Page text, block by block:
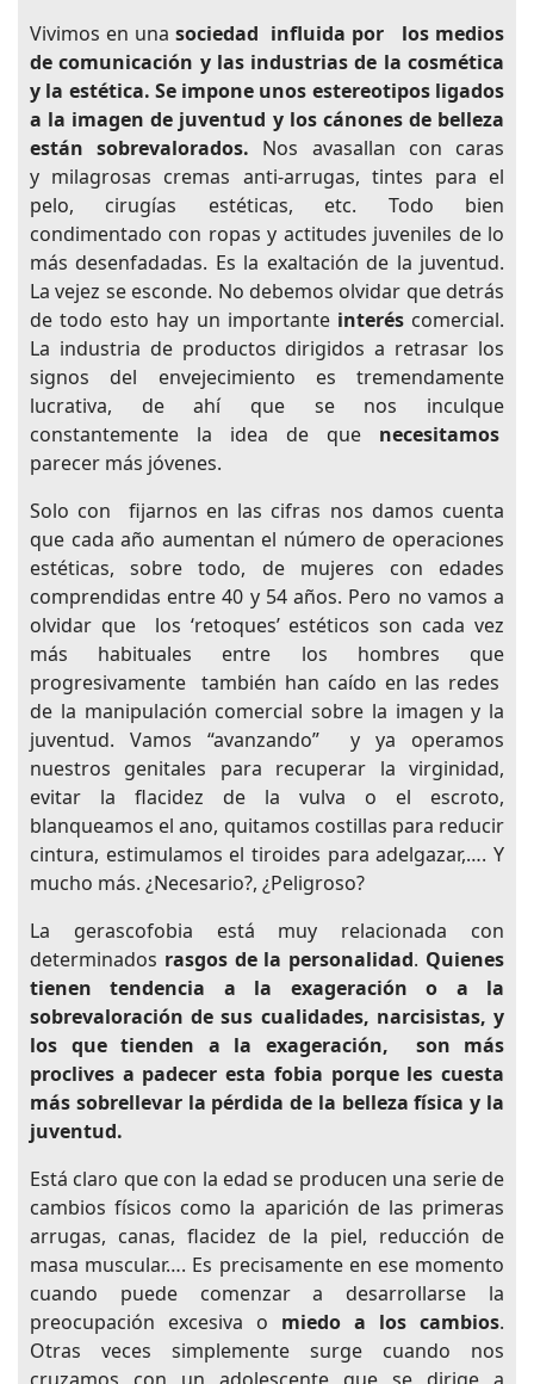
Vivimos en una sociedad influida por los medios
de comunicación y las industrias de la cosmética
y la estética. Se impone unos estereotipos ligados
a la imagen de juventud y los cánones de belleza
están sobrevalorados. Nos avasallan con caras
y milagrosas cremas anti-arrugas, tintes para el
pelo, cirugías estéticas, etc. Todo bien
condimentado con ropas y actitudes juveniles de lo
más desenfadadas. Es la exaltación de la juventud.
La vejez se esconde. No debemos olvidar que detrás
de todo esto hay un importante interéscomercial.
La industria de productos dirigidos a retrasar los
signos del envejecimiento es tremendamente
lucrativa, de ahí que se nos inculque
constantemente la idea de que necesitamos
parecer más jóvenes.
Solo con fijarnos en las cifras nos damos cuenta
que cada año aumentan el número de operaciones
estéticas, sobre todo, de mujeres con edades
comprendidas entre 40 y 54 años. Pero no vamos a
olvidar que los ‘retoques’ estéticos son cada vez
más habituales entre los hombres que
progresivamente también han caído en las redes
de la manipulación comercial sobre la imagen y la
juventud. Vamos “avanzando” y ya operamos
nuestros genitales para recuperar la virginidad,
evitar la flacidez de la vulva o el escroto,
blanqueamos el ano, quitamos costillas para reducir
cintura, estimulamos el tiroides para adelgazar,…. Y
mucho más. ¿Necesario?, ¿Peligroso?
La gerascofobia está muy relacionada con
determinados rasgos de la personalidad. Quienes
tienen tendencia a la exageración o a la
sobrevaloración de sus cualidades, narcisistas, y
los que tienden a la exageración, son más
proclives a padecer esta fobia porque les cuesta
más sobrellevar la pérdida de la belleza física y la
juventud.
Está claro que con la edad se producen una serie de
cambios físicos como la aparición de las primeras
arrugas, canas, flacidez de la piel, reducción de
masa muscular…. Es precisamente en ese momento
cuando puede comenzar a desarrollarse la
preocupación excesiva o miedo a los cambios.
Otras veces simplemente surge cuando nos